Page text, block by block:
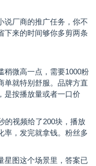
说厂商的推广任务，你不
下来的时间够你多剪两条
稍微高一点，需要1000粉
单就特别舒服。品牌方直
是按播放量或者一口价
的视频给了200块，播放
率，发完就拿钱。粉丝多
星图这个场景里，答案已